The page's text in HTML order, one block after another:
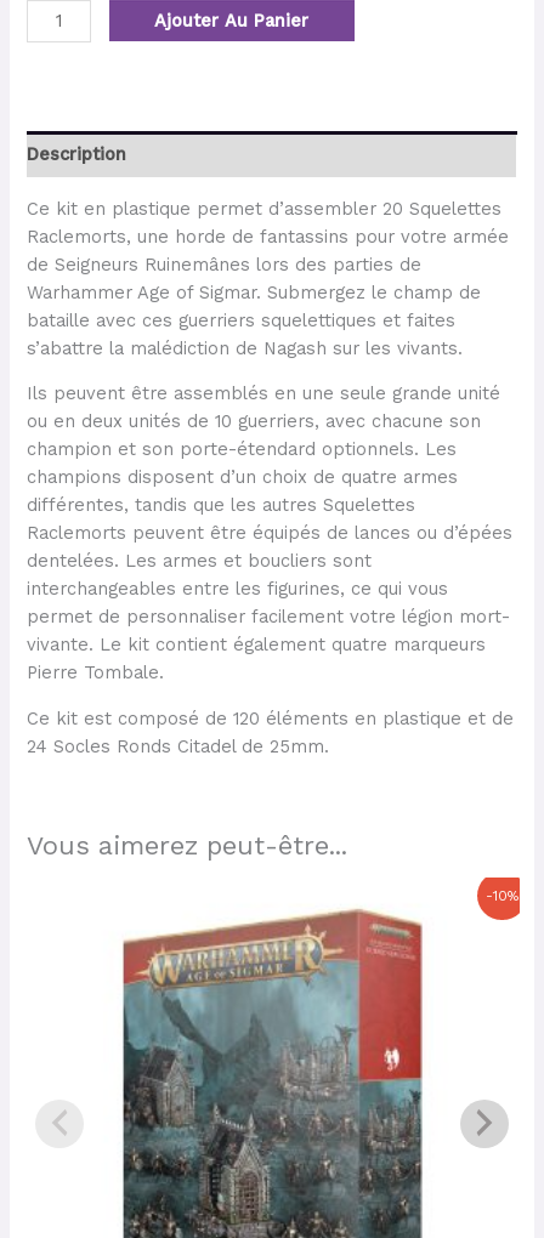
Ajouter Au Panier
Description
Ce kit en plastique permet d’assembler 20 Squelettes
Raclemorts, une horde de fantassins pour votre armée
de Seigneurs Ruinemânes lors des parties de
Warhammer Age of Sigmar. Submergez le champ de
bataille avec ces guerriers squelettiques et faites
s’abattre la malédiction de Nagash sur les vivants.
Ils peuvent être assemblés en une seule grande unité
ou en deux unités de 10 guerriers, avec chacune son
champion et son porte-étendard optionnels. Les
champions disposent d’un choix de quatre armes
différentes, tandis que les autres Squelettes
Raclemorts peuvent être équipés de lances ou d’épées
dentelées. Les armes et boucliers sont
interchangeables entre les figurines, ce qui vous
permet de personnaliser facilement votre légion mort-
vivante. Le kit contient également quatre marqueurs
Pierre Tombale.
Ce kit est composé de 120 éléments en plastique et de
24 Socles Ronds Citadel de 25mm.
Vous aimerez peut-être...
-10%
était :
67,00 €.
actuel
est :
60,30 €.